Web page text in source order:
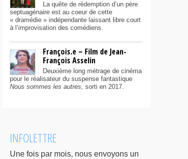
La quête de rédemption d’un père
septuagénaire est au coeur de cette
« dramédie » indépendante laissant libre court
à l’improvisation des comédiens.
François.e – Film de Jean-
François Asselin
Deuxième long métrage de cinéma
pour le réalisateur du suspense fantastique
Nous sommes les autres, sorti en 2017.
INFOLETTRE
Une fois par mois, nous envoyons un